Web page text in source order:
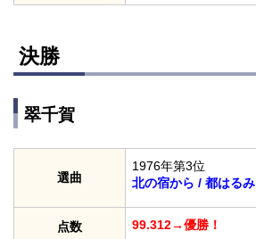
決勝
翠千賀
選曲
1976年第3位
北の宿から / 都はるみ
点数 99.312→優勝！